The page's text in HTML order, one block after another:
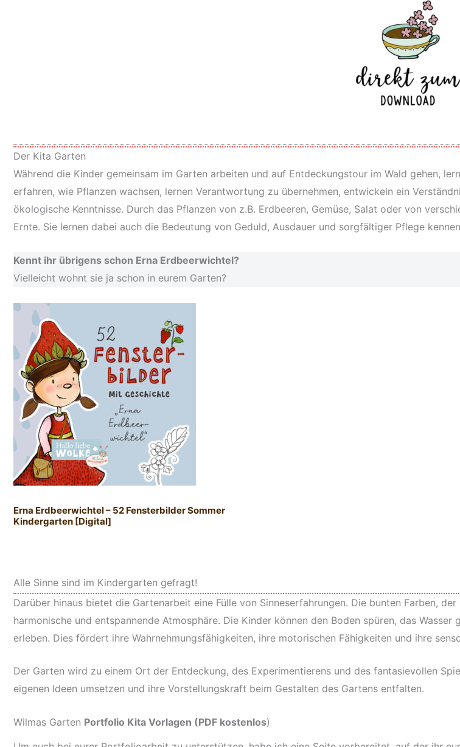
Der Kita Garten
Während die Kinder gemeinsam im Garten arbeiten und auf Entdeckungstour im Wald gehen,
erfahren, wie Pflanzen wachsen, lernen Verantwortung zu übernehmen, entwickeln ein
ökologische Kenntnisse. Durch das Pflanzen von z.B. Erdbeeren, Gemüse, Salat oder von
Ernte. Sie lernen dabei auch die Bedeutung von Geduld, Ausdauer und sorgfältiger Pflege
Kennt ihr übrigens schon Erna Erdbeerwichtel?
Vielleicht wohnt sie ja schon in eurem Garten?
Erna Erdbeerwichtel – 52 Fensterbilder Sommer
Kindergarten [Digital]
Alle Sinne sind im Kindergarten gefragt!
Darüber hinaus bietet die Gartenarbeit eine Fülle von Sinneserfahrungen. Die bunten Farben,
harmonische und entspannende Atmosphäre. Die Kinder können den Boden spüren, das
erleben. Dies fördert ihre Wahrnehmungsfähigkeiten, ihre motorischen Fähigkeiten und ihre
Der Garten wird zu einem Ort der Entdeckung, des Experimentierens und des fantasievollen
eigenen Ideen umsetzen und ihre Vorstellungskraft beim Gestalten des Gartens entfalten.
Wilmas Garten Portfolio Kita Vorlagen (PDF kostenlos)